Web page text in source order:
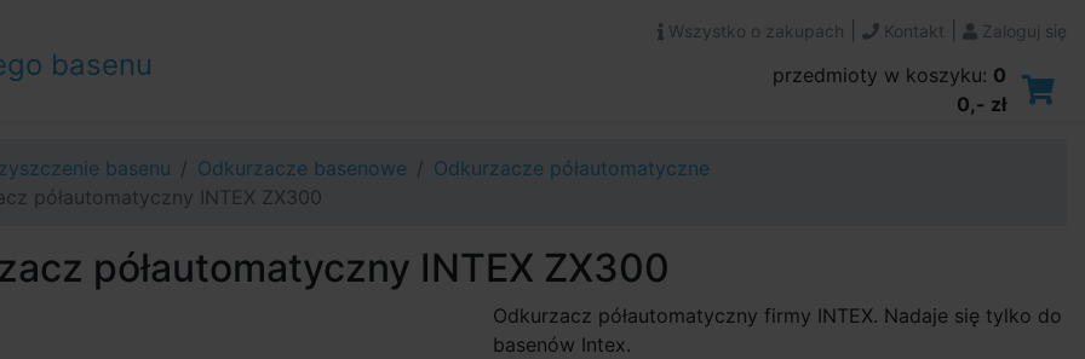
basenu
Wszystko o zakupach Kontakt Zaloguj się
przedmioty w koszyku: 0
0,- zł
basenu Odkurzacze basenowe
Odkurzacze półautomatyczne
półautomatyczny INTEX ZX300
półautomatyczny INTEX ZX300
Odkurzacz półautomatyczny firmy INTEX. Nadaje się tylko do
basenów Intex.